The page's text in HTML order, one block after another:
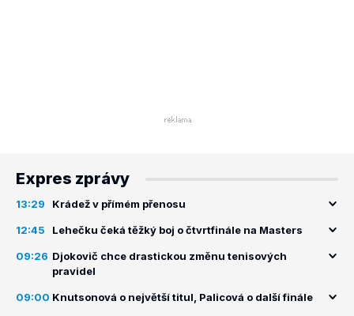
Expres zprávy
13:29 Krádež v přímém přenosu
12:45 Lehečku čeká těžký boj o čtvrtfinále na Masters
09:26 Djokovič chce drastickou změnu tenisových
pravidel
09:00 Knutsonová o největší titul, Palicová o další finále